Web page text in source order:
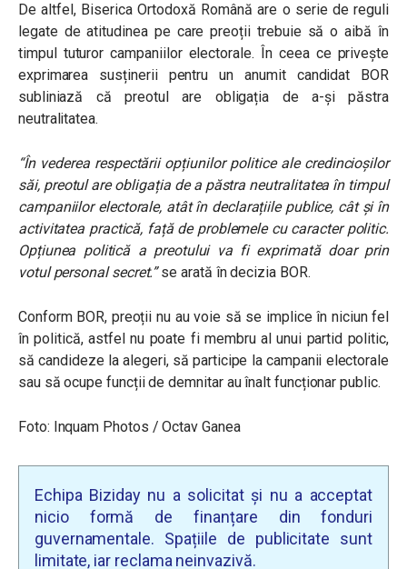
De altfel, Biserica Ortodoxă Română are o serie de reguli
legate de atitudinea pe care preoții trebuie să o aibă în
timpul tuturor campaniilor electorale. În ceea ce privește
exprimarea susținerii pentru un anumit candidat BOR
subliniază că preotul are obligația de a-și păstra
neutralitatea.
“În vederea respectării opțiunilor politice ale credincioșilor
săi, preotul are obligația de a păstra neutralitatea în timpul
campaniilor electorale, atât în declarațiile publice, cât și în
activitatea practică, față de problemele cu caracter politic.
Opțiunea politică a preotului va fi exprimată doar prin
votul personal secret.”se arată în decizia BOR.
Conform BOR, preoții nu au voie să se implice în niciun fel
în politică, astfel nu poate fi membru al unui partid politic,
să candideze la alegeri, să participe la campanii electorale
sau să ocupe funcții de demnitar au înalt funcționar public.
Foto: Inquam Photos / Octav Ganea
Echipa Biziday nu a solicitat și nu a acceptat
nicio formă de finanțare din fonduri
guvernamentale. Spațiile de publicitate sunt
limitate, iar reclama neinvazivă.